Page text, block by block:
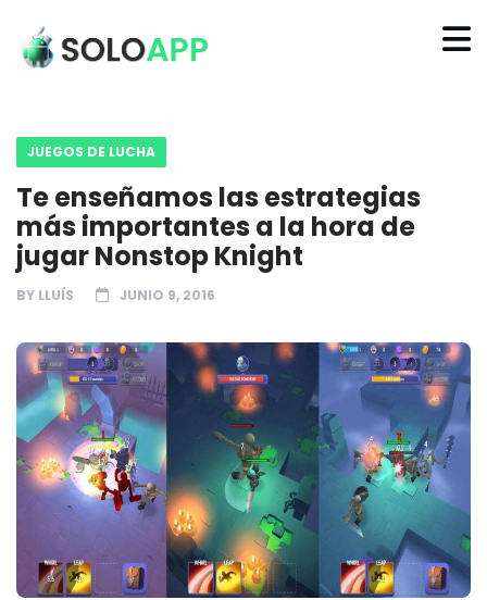
JUEGOS DE LUCHA
Te enseñamos las estrategias
más importantes a la hora de
jugar Nonstop Knight
BY LLUÍS JUNIO 9, 2016